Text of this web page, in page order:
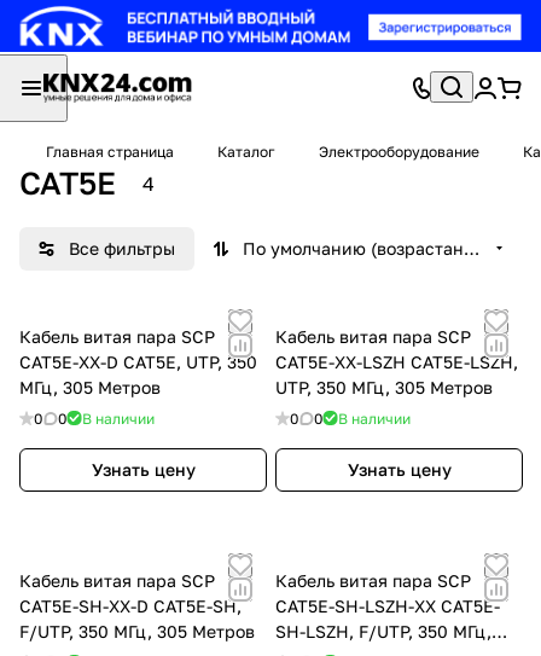
Главная страница Каталог Электрооборудование
CAT5E 4
Все фильтры По умолчанию (возрастание)
Кабель витая пара SCP
CAT5E-XX-D CAT5Е, UTP, 350
МГц, 305 Метров
0 0 В наличии
Узнать цену
Кабель витая пара SCP
CAT5E-ХХ-LSZH CAT5Е-LSZH,
UTP, 350 МГц, 305 Метров
0 0 В наличии
Узнать цену
Кабель витая пара SCP
CAT5E-SH-XX-D CAT5E-SH,
F/UTP, 350 МГц, 305 Метров
Кабель витая пара SCP
CAT5E-SH-LSZH-XX CAT5E-
SH-LSZH, F/UTP, 350 МГц,